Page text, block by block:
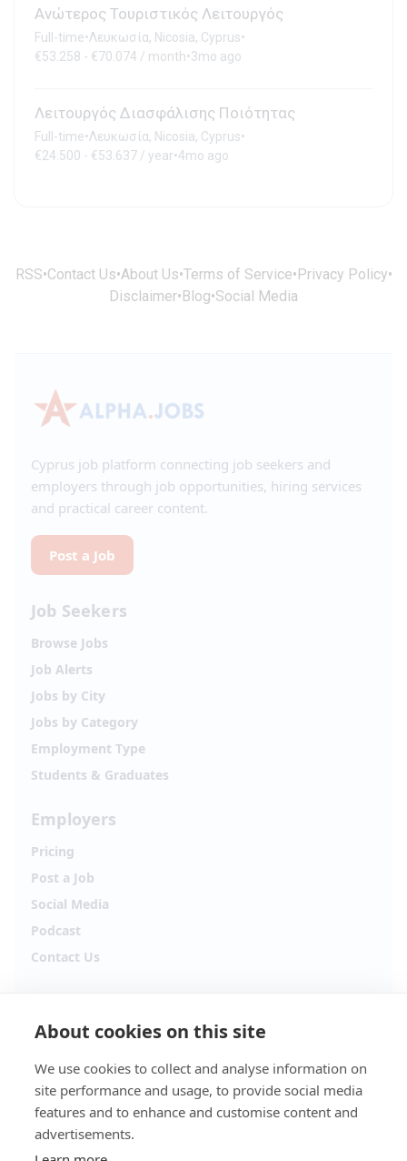
Ανώτερος Τουριστικός Λειτουργός
Full-time•Λευκωσία, Nicosia, Cyprus•
€53.258 - €70.074 / month•3mo ago
Λειτουργός Διασφάλισης Ποιότητας
Full-time•Λευκωσία, Nicosia, Cyprus•
€24.500 - €53.637 / year•4mo ago
RSS•Contact Us•About Us•Terms of Service•Privacy Policy•
Disclaimer•Blog•Social Media
Cyprus job platform connecting job seekers and
employers through job opportunities, hiring services
and practical career content.
Post a Job
Job Seekers
Browse Jobs
Job Alerts
Jobs by City
Jobs by Category
Employment Type
Students & Graduates
Employers
Pricing
Post a Job
Social Media
Podcast
Contact Us
Hiring updates, career content and new opportunities
Facebook Instagram
TikTok
About cookies on this site
We use cookies to collect and analyse information on
site performance and usage, to provide social media
features and to enhance and customise content and
advertisements.